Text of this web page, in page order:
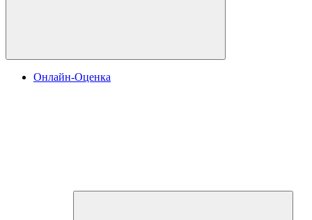
Онлайн-Оценка